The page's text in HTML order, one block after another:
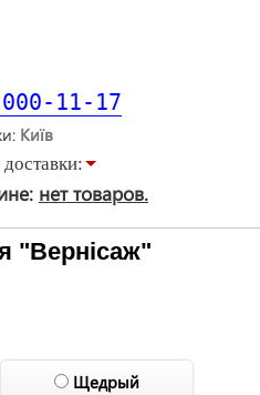
11-17
нет товаров.
"Вернісаж"
Щедрый